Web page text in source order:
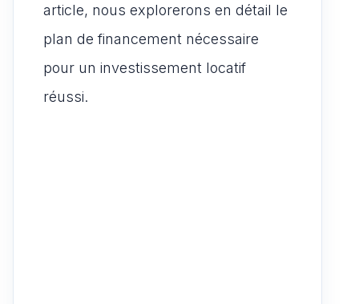
article, nous explorerons en détail le
plan de financement nécessaire
pour un investissement locatif
réussi.